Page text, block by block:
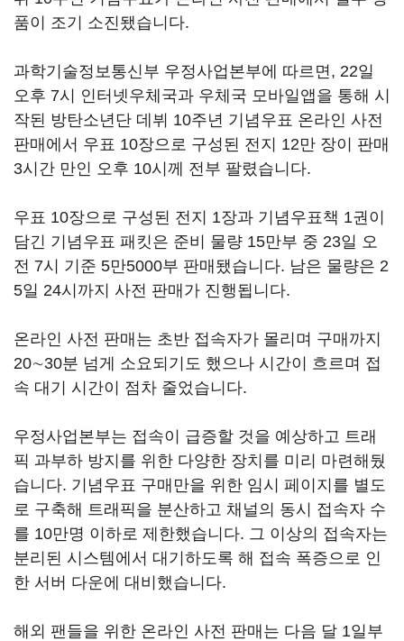
품이 조기 소진됐습니다.
과학기술정보통신부 우정사업본부에 따르면, 22일
오후 7시 인터넷우체국과 우체국 모바일앱을 통해 시
작된 방탄소년단 데뷔 10주년 기념우표 온라인 사전
판매에서 우표 10장으로 구성된 전지 12만 장이 판매
3시간 만인 오후 10시께 전부 팔렸습니다.
우표 10장으로 구성된 전지 1장과 기념우표책 1권이
담긴 기념우표 패킷은 준비 물량 15만부 중 23일 오
전 7시 기준 5만5000부 판매됐습니다. 남은 물량은 2
5일 24시까지 사전 판매가 진행됩니다.
온라인 사전 판매는 초반 접속자가 몰리며 구매까지
20∼30분 넘게 소요되기도 했으나 시간이 흐르며 접
속 대기 시간이 점차 줄었습니다.
우정사업본부는 접속이 급증할 것을 예상하고 트래
픽 과부하 방지를 위한 다양한 장치를 미리 마련해뒀
습니다. 기념우표 구매만을 위한 임시 페이지를 별도
로 구축해 트래픽을 분산하고 채널의 동시 접속자 수
를 10만명 이하로 제한했습니다. 그 이상의 접속자는
분리된 시스템에서 대기하도록 해 접속 폭증으로 인
한 서버 다운에 대비했습니다.
해외 팬들을 위한 온라인 사전 판매는 다음 달 1일부